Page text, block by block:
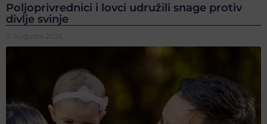
Poljoprivrednici i lovci udružili snage protiv
divlje svinje
7. Augusta 2026.